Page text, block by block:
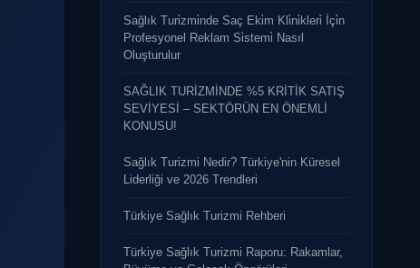
Sağlık Turi̇zmi̇nde Saç Eki̇m Kli̇ni̇kleri̇ İçi̇n
Profesyonel Reklam Si̇stemi̇ Nasıl
Oluşturulur
SAĞLIK TURİZMİNDE %5 KRİTİK SATIŞ
SEVİYESİ – SEKTÖRÜN EN ÖNEMLİ
KONUSU!
Sağlık Turizmi Nedir? Türkiye'nin Küresel
Liderliği ve 2026 Trendleri
Türkiye Sağlık Turizmi Rehberi
Türkiye Sağlık Turizmi Raporu: Rakamlar,